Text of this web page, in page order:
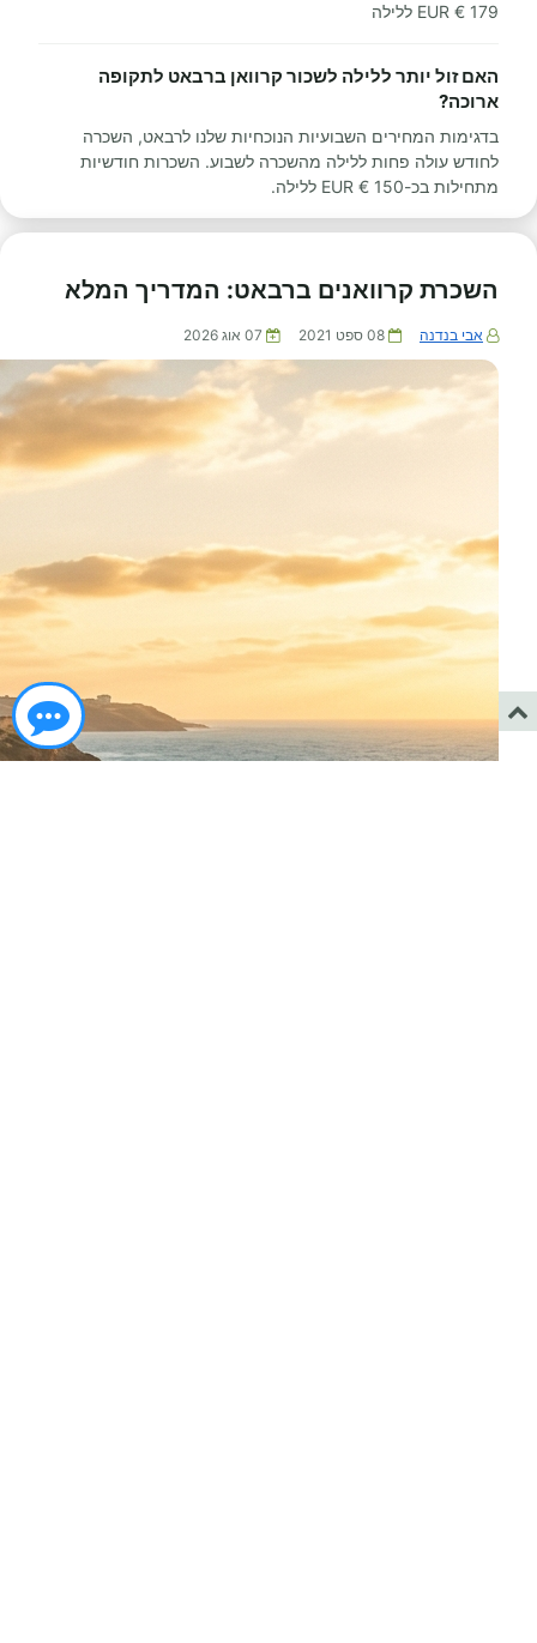
179 € EUR ללילה
האם זול יותר ללילה לשכור קרוואן ברבאט לתקופה
ארוכה?
בדגימות המחירים השבועיות הנוכחיות שלנו לרבאט, השכרה
לחודש עולה פחות ללילה מהשכרה לשבוע. השכרות חודשיות
מתחילות בכ-150 € EUR ללילה.
השכרת קרוואנים ברבאט: המדריך המלא
אבי בנדנה 08 ספט 2021 07 אוג 2026